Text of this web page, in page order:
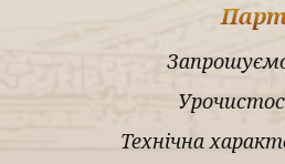
Технічна